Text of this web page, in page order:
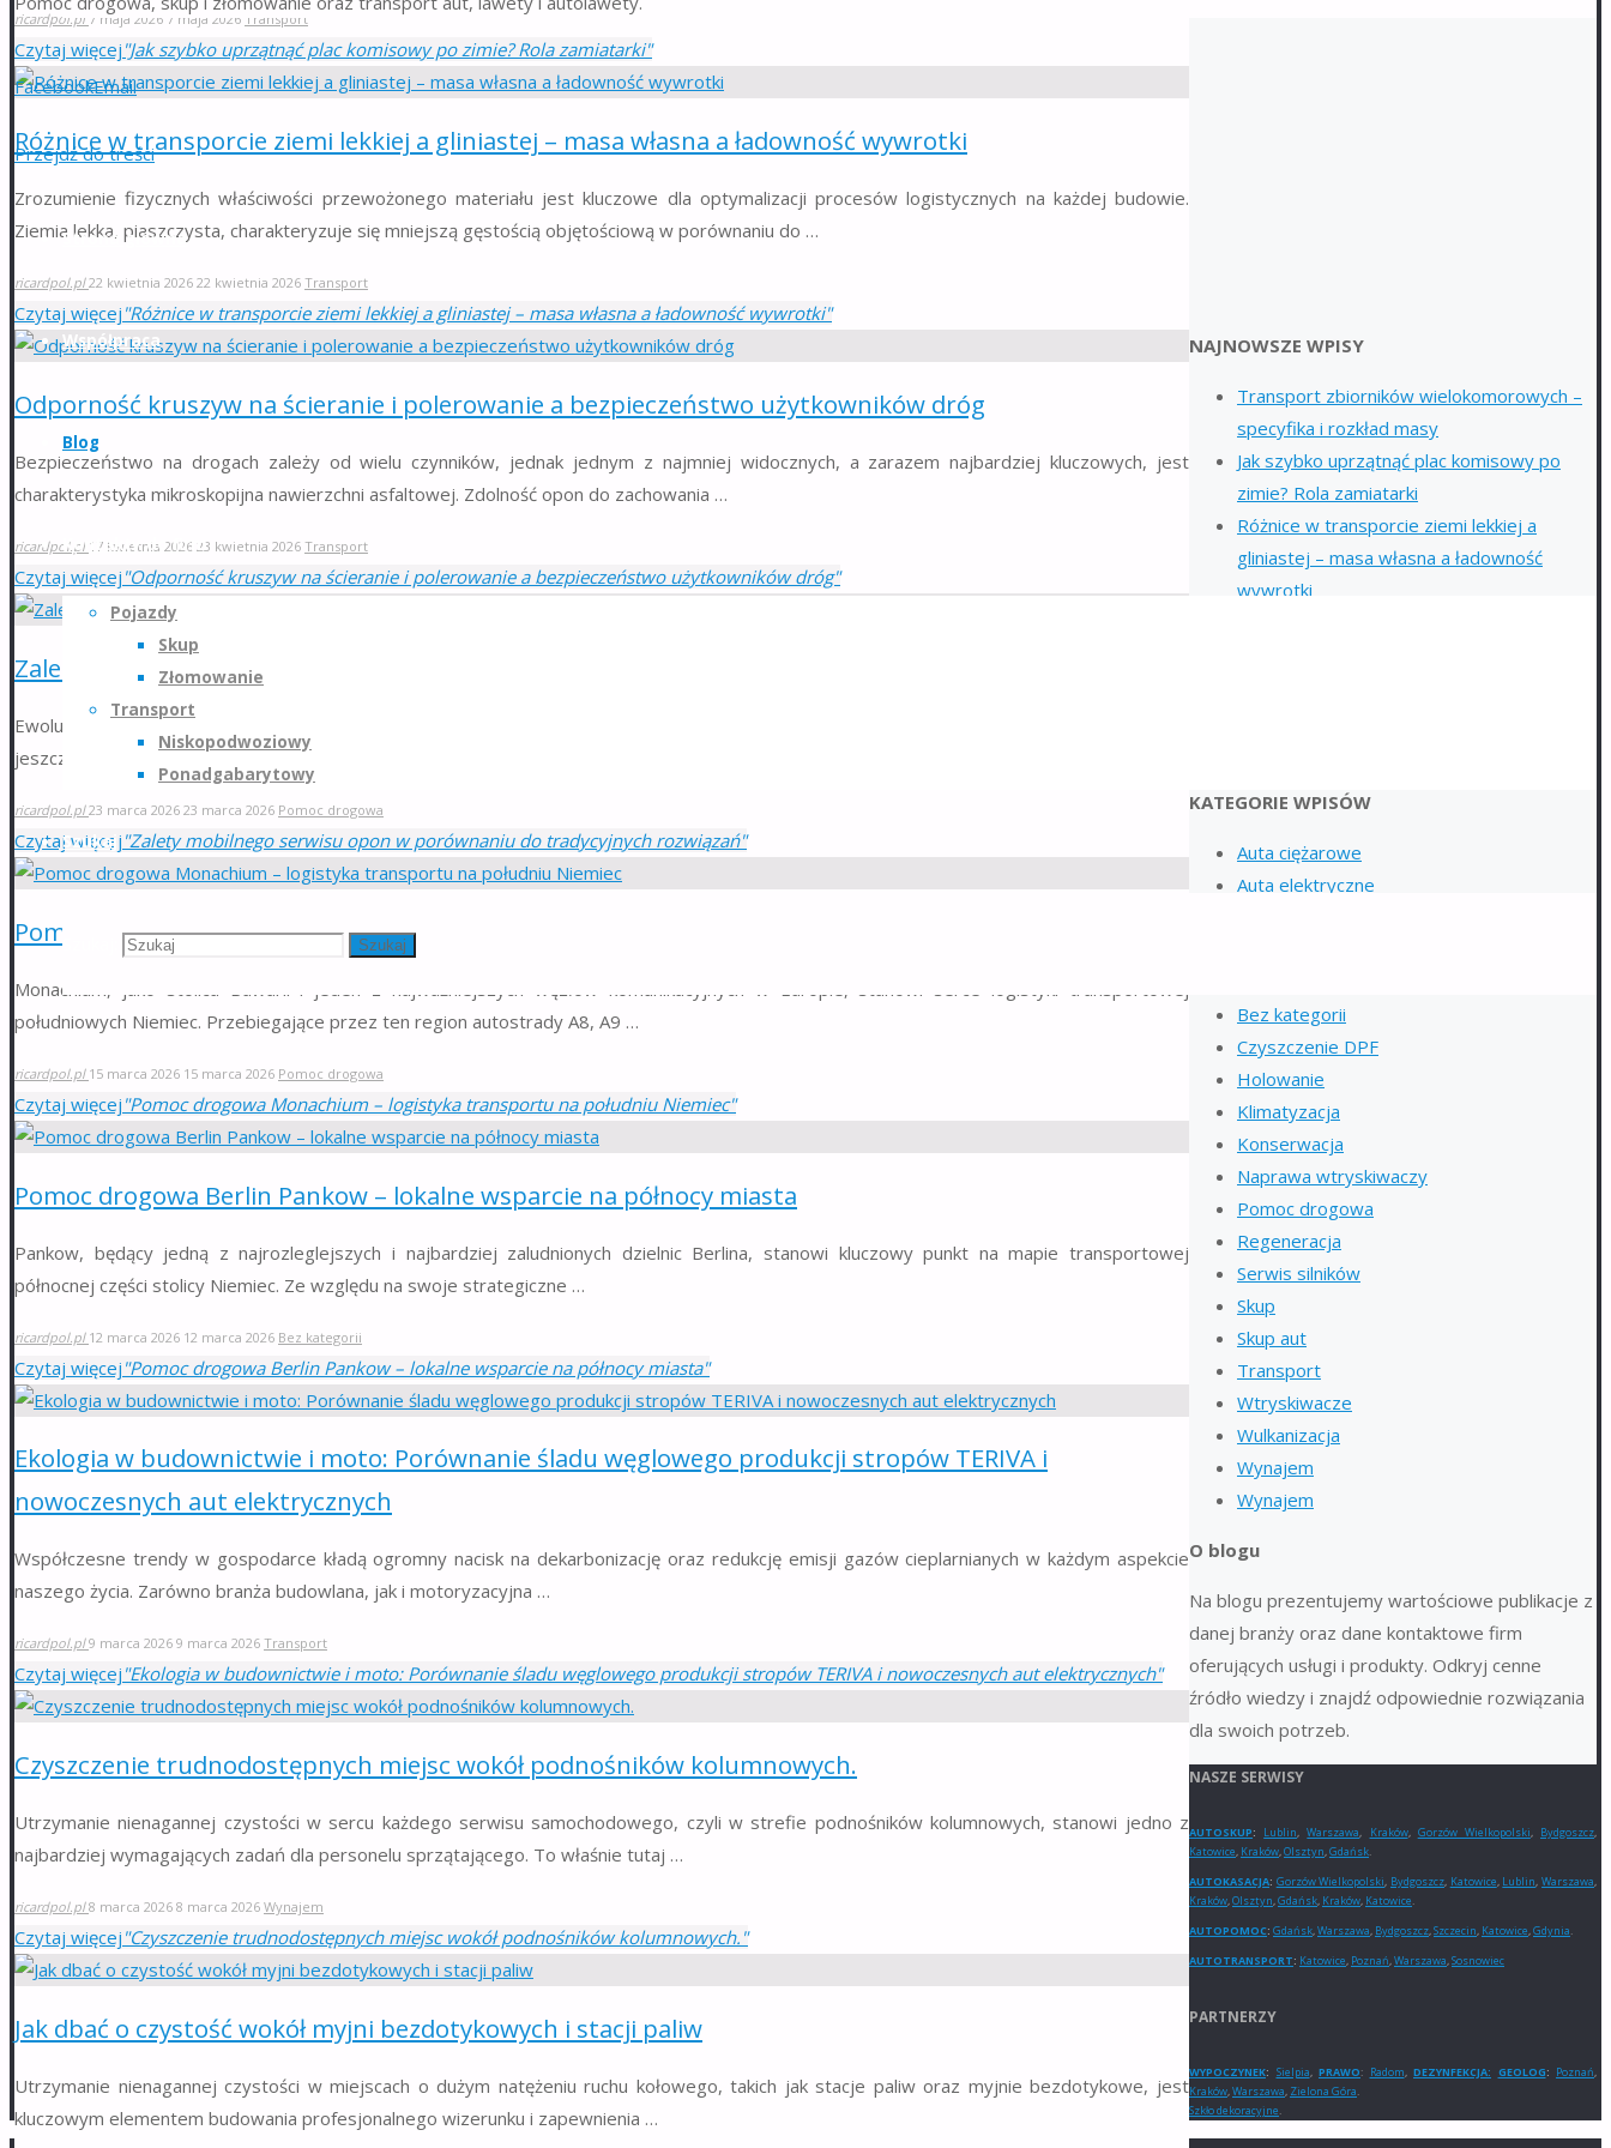
FacebookEmail
Przejdź do treści
Strona główna
Współpraca
Blog
Kontakty do firm
Pojazdy
Skup
Złomowanie
Transport
Niskopodwoziowy
Ponadgabarytowy
Szukaj
Szukaj
ricardpol.pl 7 maja 2026 7 maja 2026 Transport
Czytaj więcej "Jak szybko uprzątnąć plac komisowy po zimie? Rola zamiatarki"
Różnice w transporcie ziemi lekkiej a gliniastej – masa własna a ładowność wywrotki
Zrozumienie fizycznych właściwości przewożonego materiału jest kluczowe dla optymalizacji procesów logistycznych na każdej budowie.
Ziemia lekka, piaszczysta, charakteryzuje się mniejszą gęstością objętościową w porównaniu do …
ricardpol.pl 22 kwietnia 2026 22 kwietnia 2026 Transport
Czytaj więcej "Różnice w transporcie ziemi lekkiej a gliniastej – masa własna a ładowność wywrotki"
Odporność kruszyw na ścieranie i polerowanie a bezpieczeństwo użytkowników dróg
Bezpieczeństwo na drogach zależy od wielu czynników, jednak jednym z najmniej widocznych, a zarazem najbardziej kluczowych, jest
charakterystyka mikroskopijna nawierzchni asfaltowej. Zdolność opon do zachowania …
ricardpol.pl 17 kwietnia 2026 23 kwietnia 2026 Transport
Czytaj więcej "Odporność kruszyw na ścieranie i polerowanie a bezpieczeństwo użytkowników dróg"
Zalety mobilnego serwisu opon w porównaniu do tradycyjnych rozwiązań
Ewolucja usług motoryzacyjnych w ostatnich latach znacząco wpłynęła na komfort użytkowników dróg, wprowadzając rozwiązania, które
jeszcze dekadę temu wydawały się luksusem dostępnym dla nielicznych. Mobilny …
ricardpol.pl 23 marca 2026 23 marca 2026 Pomoc drogowa
Czytaj więcej "Zalety mobilnego serwisu opon w porównaniu do tradycyjnych rozwiązań"
Pomoc drogowa Monachium – logistyka transportu na południu Niemiec
Monachium, jako stolica Bawarii i jeden z najważniejszych węzłów komunikacyjnych w Europie, stanowi serce logistyki transportowej
południowych Niemiec. Przebiegające przez ten region autostrady A8, A9 …
ricardpol.pl 15 marca 2026 15 marca 2026 Pomoc drogowa
Czytaj więcej "Pomoc drogowa Monachium – logistyka transportu na południu Niemiec"
Pomoc drogowa Berlin Pankow – lokalne wsparcie na północy miasta
Pankow, będący jedną z najrozleglejszych i najbardziej zaludnionych dzielnic Berlina, stanowi kluczowy punkt na mapie transportowej
północnej części stolicy Niemiec. Ze względu na swoje strategiczne …
ricardpol.pl 12 marca 2026 12 marca 2026 Bez kategorii
Czytaj więcej "Pomoc drogowa Berlin Pankow – lokalne wsparcie na północy miasta"
Ekologia w budownictwie i moto: Porównanie śladu węglowego produkcji stropów TERIVA i
nowoczesnych aut elektrycznych
Współczesne trendy w gospodarce kładą ogromny nacisk na dekarbonizację oraz redukcję emisji gazów cieplarnianych w każdym aspekcie
naszego życia. Zarówno branża budowlana, jak i motoryzacyjna …
ricardpol.pl 9 marca 2026 9 marca 2026 Transport
Czytaj więcej "Ekologia w budownictwie i moto: Porównanie śladu węglowego produkcji stropów TERIVA i nowoczesnych aut elektrycznych"
Czyszczenie trudnodostępnych miejsc wokół podnośników kolumnowych.
Utrzymanie nienagannej czystości w sercu każdego serwisu samochodowego, czyli w strefie podnośników kolumnowych, stanowi jedno z
najbardziej wymagających zadań dla personelu sprzątającego. To właśnie tutaj …
ricardpol.pl 8 marca 2026 8 marca 2026 Wynajem
Czytaj więcej "Czyszczenie trudnodostępnych miejsc wokół podnośników kolumnowych."
Jak dbać o czystość wokół myjni bezdotykowych i stacji paliw
Utrzymanie nienagannej czystości w miejscach o dużym natężeniu ruchu kołowego, takich jak stacje paliw oraz myjnie bezdotykowe, jest
kluczowym elementem budowania profesjonalnego wizerunku i zapewnienia …
NAJNOWSZE WPISY
Transport zbiorników wielokomorowych –
specyfika i rozkład masy
Jak szybko uprzątnąć plac komisowy po
zimie? Rola zamiatarki
Różnice w transporcie ziemi lekkiej a
gliniastej – masa własna a ładowność
wywrotki
KATEGORIE WPISÓW
Auta ciężarowe
Auta elektryczne
Bez kategorii
Czyszczenie DPF
Holowanie
Klimatyzacja
Konserwacja
Naprawa wtryskiwaczy
Pomoc drogowa
Regeneracja
Serwis silników
Skup
Skup aut
Transport
Wtryskiwacze
Wulkanizacja
Wynajem
Wynajem
O blogu
Na blogu prezentujemy wartościowe publikacje z
danej branży oraz dane kontaktowe firm
oferujących usługi i produkty. Odkryj cenne
źródło wiedzy i znajdź odpowiednie rozwiązania
dla swoich potrzeb.
NASZE SERWISY
AUTOSKUP: Lublin,Warszawa, Kraków, Gorzów Wielkopolski, Bydgoszcz,
Katowice, Kraków,Olsztyn,Gdańsk.
AUTOKASACJA: Gorzów Wielkopolski, Bydgoszcz, Katowice, Lublin,Warszawa,
Kraków,Olsztyn,Gdańsk, Kraków, Katowice.
AUTOPOMOC: Gdańsk,Warszawa, Bydgoszcz,Szczecin, Katowice,Gdynia.
AUTOTRANSPORT: Katowice, Poznań,Warszawa,Sosnowiec
PARTNERZY
WYPOCZYNEK: Sielpia, PRAWO: Radom, DEZYNFEKCJA: GEOLOG: Poznań,
Kraków,Warszawa, Zielona Góra.
Szkło dekoracyjne.